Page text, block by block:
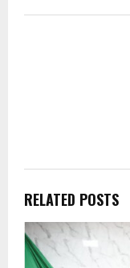
RELATED POSTS